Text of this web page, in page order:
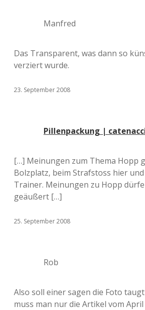
Manfred
Das Transparent, was dann so
verziert wurde.
23. September 2008
Pillenpackung |
[…] Meinungen zum Thema Hopp
Bolzplatz, beim Strafstoss hier
Trainer. Meinungen zu Hopp
geäußert […]
25. September 2008
Rob
Also soll einer sagen die Foto
muss man nur die Artikel vom